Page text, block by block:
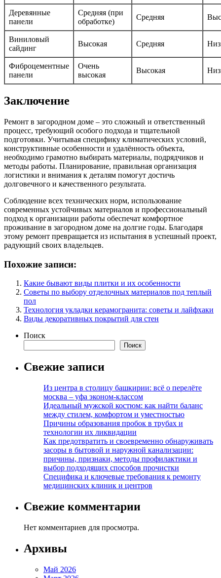
Деревянные
панели
Средняя (при
обработке)
Средняя
Виниловый
сайдинг
Высокая Средняя
Фиброцементные
панели
Очень
высокая
Высокая
Заключение
Ремонт в загородном доме – это сложный и ответственный
процесс, требующий особого подхода и тщательной
подготовки. Учитывая специфику климатических условий,
конструктивные особенности и удалённость объекта,
необходимо грамотно выбирать материалы, подрядчиков и
методы работы. Планирование, правильная организация
логистики и внимания к деталям помогут достичь
долговечного и качественного результата.
Соблюдение всех технических норм, использование
современных устойчивых материалов и профессиональный
подход к организации работы обеспечат комфортное
проживание в загородном доме на долгие годы. Благодаря
этому ремонт превращается из испытания в успешный проект,
радующий своих владельцев.
Похожие записи:
Какие бывают виды плитки и их особенности
Советы по выбору отделочных материалов под теплый
пол
Технология укладки керамогранита: советы и лайфхаки
Виды декоративных покрытий для стен
Поиск
Поиск
Свежие записи
Из центра в столицу башкирии: всё о перелёте
москва – уфа эконом-классом
Идеальный мужской костюм: как найти баланс
между стилем, комфортом и уместностью
Причины образования пробок в трубах и
технологии их ликвидации
Как предотвратить и своевременно обнаруживать
засоры в бытовой и наружной канализации:
причины, признаки, методы профилактики и
выбор подходящих способов прочистки
Специфика и ключевые требования к ремонту
медицинских клиник и центров
Свежие комментарии
Нет комментариев для просмотра.
Архивы
Май 2026